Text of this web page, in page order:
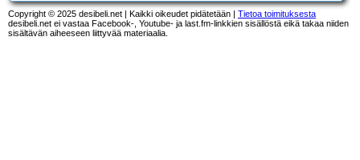
Copyright © 2025 desibeli.net | Kaikki oikeudet pidätetään | Tietoa toimituksesta
desibeli.net ei vastaa Facebook-, Youtube- ja last.fm-linkkien sisällöstä eikä takaa niiden
sisältävän aiheeseen liittyvää materiaalia.